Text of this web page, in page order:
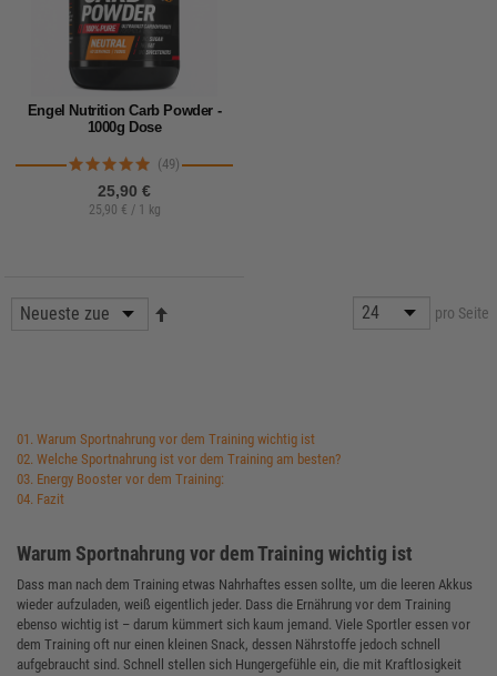
Engel Nutrition Carb Powder -
1000g Dose
(49)
25,90 €
25,90 € / 1 kg
pro Seite
01. Warum Sportnahrung vor dem Training wichtig ist
02. Welche Sportnahrung ist vor dem Training am besten?
03. Energy Booster vor dem Training:
04. Fazit
Warum Sportnahrung vor dem Training wichtig ist
Dass man nach dem Training etwas Nahrhaftes essen sollte, um die leeren Akkus
wieder aufzuladen, weiß eigentlich jeder. Dass die Ernährung vor dem Training
ebenso wichtig ist – darum kümmert sich kaum jemand. Viele Sportler essen vor
dem Training oft nur einen kleinen Snack, dessen Nährstoffe jedoch schnell
aufgebraucht sind. Schnell stellen sich Hungergefühle ein, die mit Kraftlosigkeit